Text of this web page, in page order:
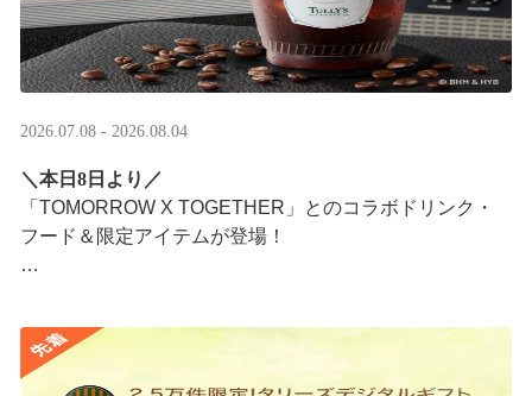
2026.07.08 - 2026.08.04
＼本日8日より／
「TOMORROW X TOGETHER」とのコラボドリンク・
フード＆限定アイテムが登場！